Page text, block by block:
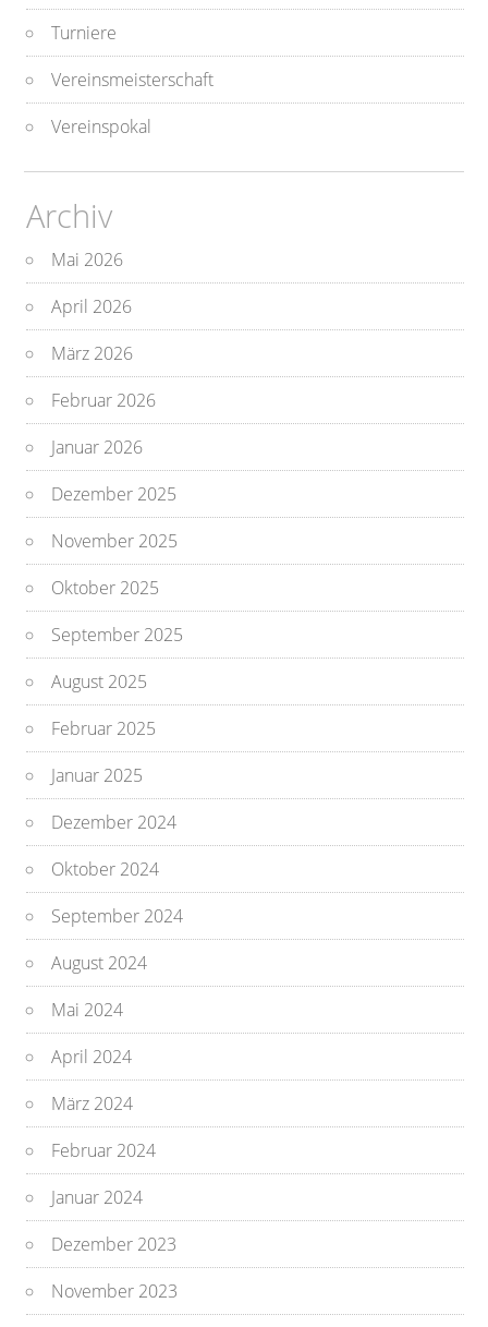
Turniere
Vereinsmeisterschaft
Vereinspokal
Archiv
Mai 2026
April 2026
März 2026
Februar 2026
Januar 2026
Dezember 2025
November 2025
Oktober 2025
September 2025
August 2025
Februar 2025
Januar 2025
Dezember 2024
Oktober 2024
September 2024
August 2024
Mai 2024
April 2024
März 2024
Februar 2024
Januar 2024
Dezember 2023
November 2023